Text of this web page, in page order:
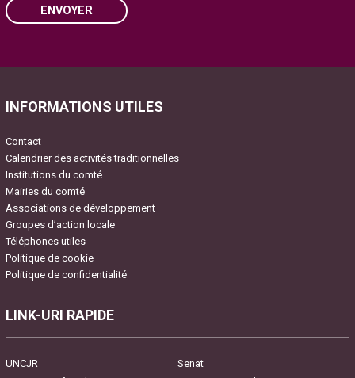
ENVOYER
INFORMATIONS UTILES
Contact
Calendrier des activités traditionnelles
Institutions du comté
Mairies du comté
Associations de développement
Groupes d’action locale
Téléphones utiles
Politique de cookie
Politique de confidentialité
LINK-URI RAPIDE
UNCJR
Senat